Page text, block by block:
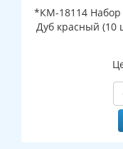
*КМ-18114 Набор
Дуб красный (10